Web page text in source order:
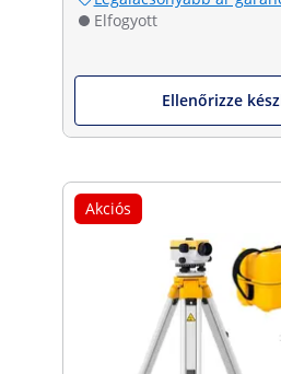
Elfogyott
Ellenőrizze
Akciós